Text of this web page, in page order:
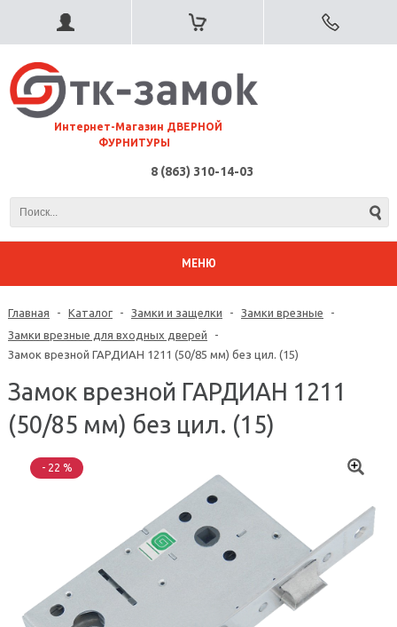
⠀Интернет-Магазин ДВЕРНОЙ
ФУРНИТУРЫ
8 (863) 310-14-03
МЕНЮ
Главная - Каталог - Замки и защелки - Замки врезные
-
Замки врезные для входных дверей
-
Замок врезной ГАРДИАН 1211 (50/85 мм) без цил. (15)
Замок врезной ГАРДИАН 1211
(50/85 мм) без цил. (15)
- 22 %